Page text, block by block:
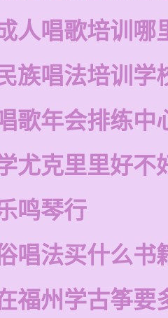
人唱歌培训哪
族唱法培训学
歌年会排练中
尤克里里好不
鸣琴行
唱法买什么书
福州学古筝要